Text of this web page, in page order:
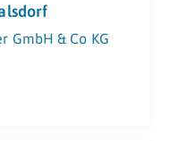
GmbH & Co KG